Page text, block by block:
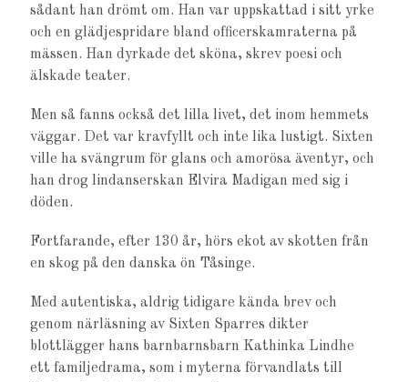
sådant han drömt om. Han var uppskattad i sitt yrke
och en glädjespridare bland officerskamraterna på
mässen. Han dyrkade det sköna, skrev poesi och
älskade teater.
Men så fanns också det lilla livet, det inom hemmets
väggar. Det var kravfyllt och inte lika lustigt. Sixten
ville ha svängrum för glans och amorösa äventyr, och
han drog lindanserskan Elvira Madigan med sig i
döden.
Fortfarande, efter 130 år, hörs ekot av skotten från
en skog på den danska ön Tåsinge.
Med autentiska, aldrig tidigare kända brev och
genom närläsning av Sixten Sparres dikter
blottlägger hans barnbarnsbarn Kathinka Lindhe
ett familjedrama, som i myterna förvandlats till